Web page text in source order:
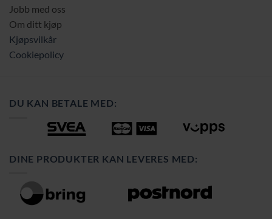
Jobb med oss
Om ditt kjøp
Kjøpsvilkår
Cookiepolicy
DU KAN BETALE MED:
DINE PRODUKTER KAN LEVERES MED: